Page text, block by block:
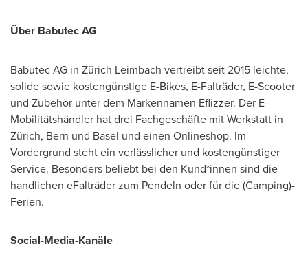
Über Babutec AG
Babutec AG in Zürich Leimbach vertreibt seit 2015 leichte,
solide sowie kostengünstige E-Bikes, E-Falträder, E-Scooter
und Zubehör unter dem Markennamen Eflizzer. Der E-
Mobilitätshändler hat drei Fachgeschäfte mit Werkstatt in
Zürich, Bern und Basel und einen Onlineshop. Im
Vordergrund steht ein verlässlicher und kostengünstiger
Service. Besonders beliebt bei den Kund*innen sind die
handlichen eFalträder zum Pendeln oder für die (Camping)-
Ferien.
Social-Media-Kanäle